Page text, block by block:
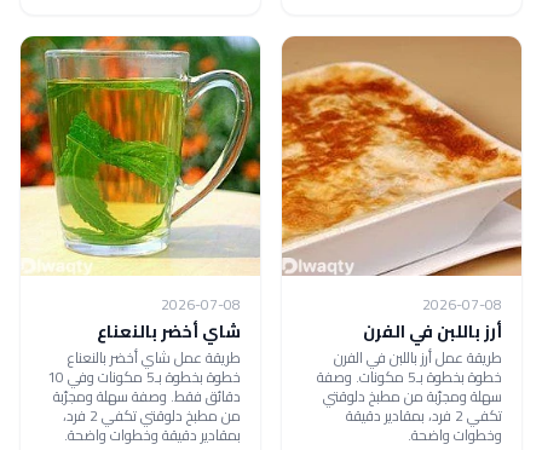
2026-07-08
أرز باللبن في الفرن
طريقة عمل أرز باللبن في الفرن
خطوة بخطوة بـ5 مكونات. وصفة
سهلة ومجرّبة من مطبخ دلوقتي
تكفي 2 فرد، بمقادير دقيقة
وخطوات واضحة.
2026-07-08
شاي أخضر بالنعناع
طريقة عمل شاي أخضر بالنعناع
خطوة بخطوة بـ5 مكونات وفي 10
دقائق فقط. وصفة سهلة ومجرّبة
من مطبخ دلوقتي تكفي 2 فرد،
بمقادير دقيقة وخطوات واضحة.